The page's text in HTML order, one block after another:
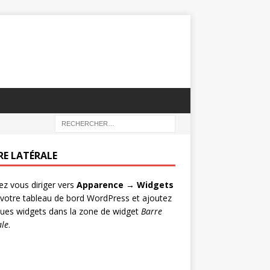
LATÉRALE
vous diriger vers Apparence → Widgets
tableau de bord WordPress et ajoutez
widgets dans la zone de widget Barre
.